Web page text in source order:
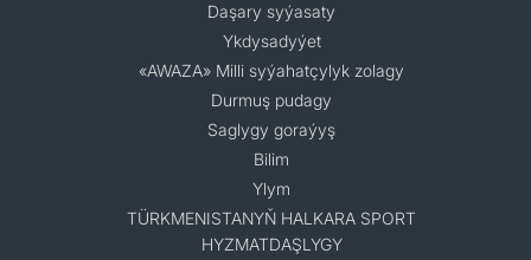
Daşary syýasaty
Ykdysadyýet
«AWAZA» Milli syýahatçylyk zolagy
Durmuş pudagy
Saglygy goraýyş
Bilim
Ylym
TÜRKMENISTANYŇ HALKARA SPORT
HYZMATDAŞLYGY